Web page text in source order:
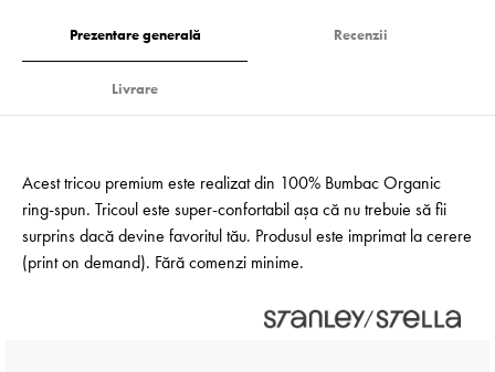
Prezentare generală Recenzii
Livrare
Acest tricou premium este realizat din 100% Bumbac Organic
ring-spun. Tricoul este super-confortabil așa că nu trebuie să fii
surprins dacă devine favoritul tău. Produsul este imprimat la cerere
(print on demand). Fără comenzi minime.